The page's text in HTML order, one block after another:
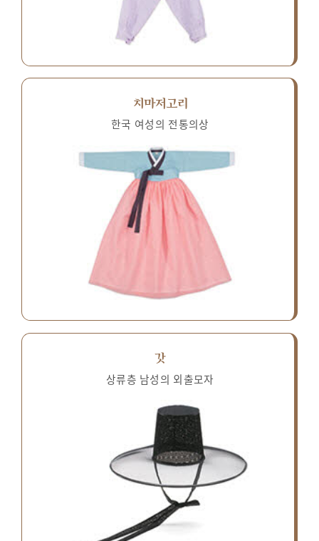
치마저고리
한국 여성의 전통의상
갓
상류층 남성의 외출모자